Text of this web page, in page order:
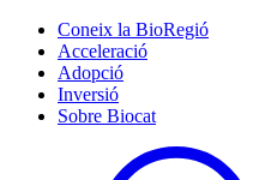
Coneix la BioRegió
Acceleració
Adopció
Inversió
Sobre Biocat